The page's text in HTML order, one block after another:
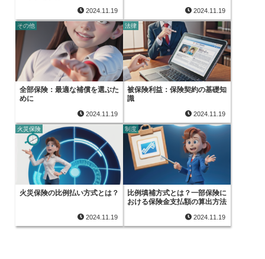
2024.11.19 2024.11.19
その他
全部保険：最適な補償を選ぶた
めに
2024.11.19
法律
被保険利益：保険契約の基礎知
識
2024.11.19
火災保険
火災保険の比例払い方式とは？
2024.11.19
制度
比例填補方式とは？一部保険に
おける保険金支払額の算出方法
2024.11.19